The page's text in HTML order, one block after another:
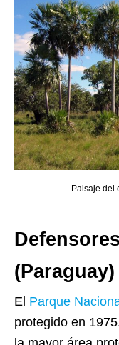
Paisaje del
(Paraguay)
El Parque
protegido en